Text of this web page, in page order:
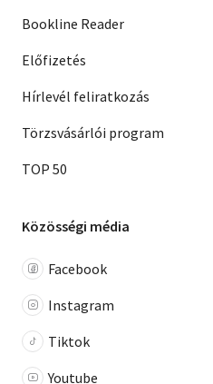
Bookline Reader
Előfizetés
Hírlevél feliratkozás
Törzsvásárlói program
TOP 50
Közösségi média
Facebook
Instagram
Tiktok
Youtube